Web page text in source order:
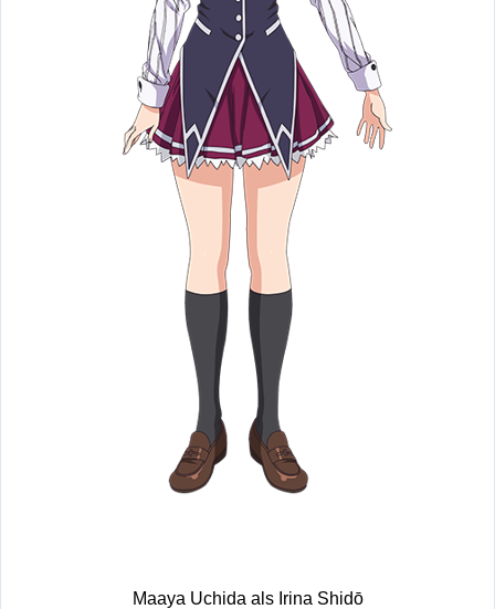
Maaya Uchida als Irina Shidō